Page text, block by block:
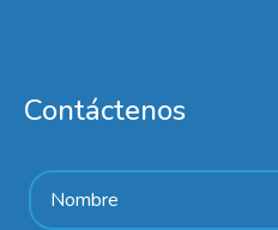
Contáctenos